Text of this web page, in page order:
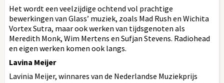
Het wordt een veelzijdige ochtend vol prachtige
bewerkingen van Glass’ muziek, zoals Mad Rush en Wichita
Vortex Sutra, maar ook werken van tijdsgenoten als
Meredith Monk, Wim Mertens en Sufjan Stevens. Radiohead
en eigen werken komen ook langs.
Lavina Meijer
Lavinia Meijer, winnares van de Nederlandse Muziekprijs